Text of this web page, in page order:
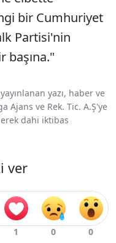
bir Cumhuriyet
Partisi'nin
başına."
yazı, haber ve
Ajans ve Rek. Tic. A.Ş'ye
dahi iktibas
ver